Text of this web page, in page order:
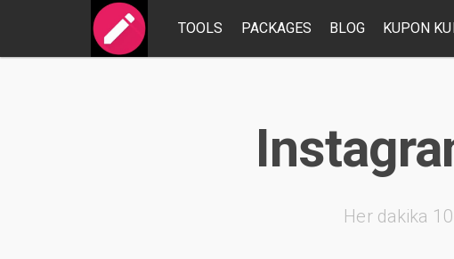
TOOLS PACKAGES BLOG KUPON
Her dakika